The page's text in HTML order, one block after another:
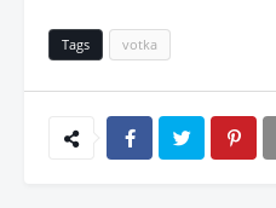
Tags votka